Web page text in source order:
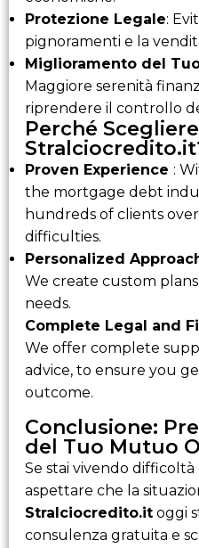
Protezione Legale:
pignoramenti e la
Miglioramento del
Maggiore serenità
riprendere il controllo
Perché Scegliere
Proven Experience :
the mortgage debt
hundreds of clients
difficulties.
Personalized
We create custom
needs.
Complete Legal and
We offer complete
advice, to ensure you
outcome.
Conclusione:
del Tuo Mutuo
Se stai vivendo
aspettare che la
Stralciocredito.it oggi
consulenza gratuita e